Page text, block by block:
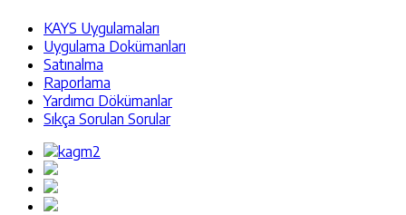
KAYS Uygulamaları
Uygulama Dokümanları
Satınalma
Raporlama
Yardımcı Dökümanlar
Sıkça Sorulan Sorular